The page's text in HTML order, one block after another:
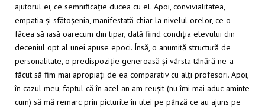
ajutorul ei, ce semnificație ducea cu el. Apoi, convivialitatea,
empatia și sfătoșenia, manifestată chiar la nivelul orelor, ce o
făcea să iasă oarecum din tipar, dată fiind condiția elevului din
deceniul opt al unei apuse epoci. Însă, o anumită structură de
personalitate, o predispoziție generoasă și vârsta tânără ne-a
făcut să fim mai apropiați de ea comparativ cu alți profesori. Apoi,
în cazul meu, faptul că în acel an am reușit (nu îmi mai aduc aminte
cum) să mă remarc prin picturile în ulei pe pânză ce au ajuns pe